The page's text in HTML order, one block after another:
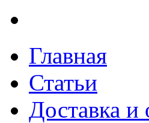
Главная
Статьи
Доставка и